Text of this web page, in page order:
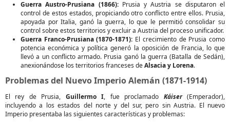
Guerra Austro-Prusiana (1866):Prusia y Austria se disputaron el
control de estos estados, propiciando otro conflicto entre ellos. Prusia,
apoyada por Italia, ganó la guerra, lo que le permitió consolidar su
control sobre estos territorios y excluir a Austria del proceso unificador.
Guerra Franco-Prusiana (1870-1871): El crecimiento de Prusia como
potencia económica y política generó la oposición de Francia, lo que
llevó a un conflicto armado. Prusia ganó la guerra (Batalla de Sedán),
anexionándose los territorios franceses deAlsacia y Lorena.
Problemas del Nuevo Imperio Alemán (1871-1914)
El rey de Prusia, Guillermo I, fue proclamado Káiser(Emperador),
incluyendo a los estados del norte y del sur, pero sin Austria. El nuevo
Imperio presentaba las siguientes características y problemas: